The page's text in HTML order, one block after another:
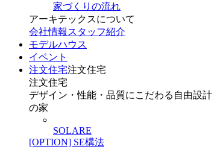
家づくりの流れ
アーキテックスについて
会社情報 スタッフ紹介
モデルハウス
イベント
注文住宅注文住宅
注文住宅
デザイン・性能・品質にこだわる自由設計
の家
SOLARE
[OPTION] SE構法